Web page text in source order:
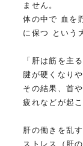
ません。
体の中で 血を
に保つ という
「肝は筋を主
腱が硬くなり
その結果、首
疲れなどが起こ
肝の働きを乱
ストレス（肝